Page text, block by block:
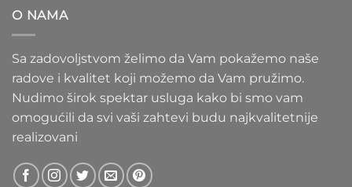
O NAMA
Sa zadovoljstvom želimo da Vam pokažemo naše
radove i kvalitet koji možemo da Vam pružimo.
Nudimo širok spektar usluga kako bi smo vam
omogućili da svi vaši zahtevi budu najkvalitetnije
realizovani